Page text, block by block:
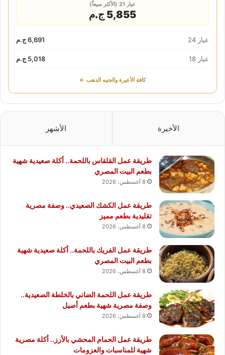
عيار 21 (الأكثر مبيعاً)
5,855 ج.م
عيار 24 6,691 ج.م
عيار 18 5,018 ج.م
كافة الأعيرة والجنيه الذهب ←
الأخيرة الأشهر
طريقة عمل القلقاس باللحمة.. أكلة صعيدية شهية
بطعم البيت المصري
8 أغسطس، 2026
طريقة عمل الكشك الصعيدي.. وصفة مصرية
تقليدية بطعم مميز
8 أغسطس، 2026
طريقة عمل الفريك باللحمة.. أكلة صعيدية شهية
بطعم البيت المصري
8 أغسطس، 2026
طريقة عمل اللحمة الضاني بالخلطة الصعيدية..
وصفة مصرية شهية بطعم أصيل
8 أغسطس، 2026
طريقة عمل الحمام المحشي بالأرز.. أكلة مصرية
شهية للمناسبات والعزومات